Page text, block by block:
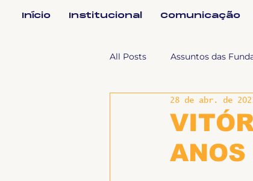
Início Institucional Comunicação
All Posts Assuntos das
Assuntos Jurídicos e
Coordenações Efetivos
28 de abr. de